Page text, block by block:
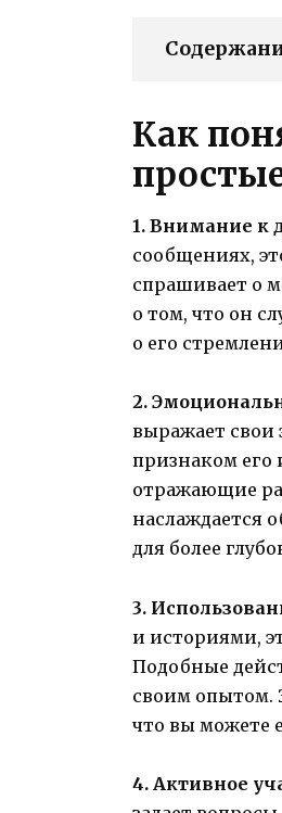
Как
1. Внимание к
сообщениях,
спрашивает о
о том, что он
о его
2.
выражает свои
признаком его
отражающие
наслаждается
для более
3.
и историями,
Подобные
своим опытом.
что вы можете
4. Активное